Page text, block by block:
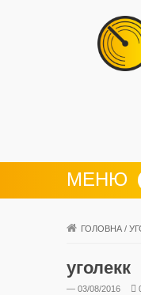
МЕНЮ
ГОЛОВНА /
уголекк
— 03/08/2016